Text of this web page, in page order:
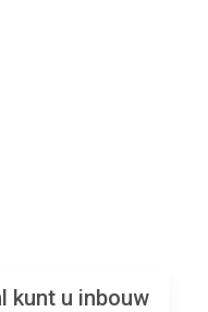
kunt u inbouw